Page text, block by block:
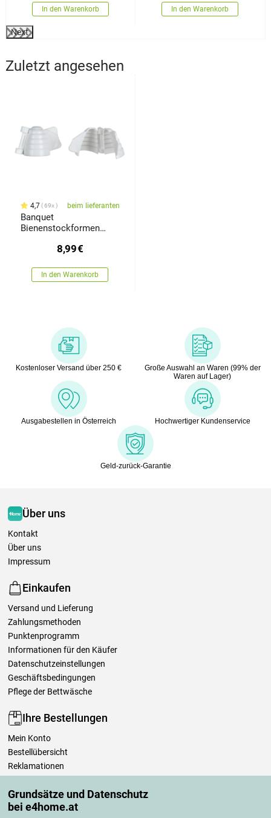
Grundsätze und Datenschutz
bei e4home.at
In den Warenkorb In den Warenkorb
Next
Zuletzt angesehen
4,7 69x beim lieferanten
Banquet
Bienenstockformen
8,99€
In den Warenkorb
Kostenloser Versand über 250 €
Große Auswahl an Waren (99% der
Waren auf Lager)
Ausgabestellen in Österreich Hochwertiger Kundenservice
Geld-zurück-Garantie
Über uns
Kontakt
Über uns
Impressum
Einkaufen
Versand und Lieferung
Zahlungsmethoden
Punktenprogramm
Informationen für den Käufer
Datenschutzeinstellungen
Geschäftsbedingungen
Pflege der Bettwäsche
Ihre Bestellungen
Mein Konto
Bestellübersicht
Reklamationen
Einfach mehr wissen
Richtlinien zur Verarbeitung von Bewertungen